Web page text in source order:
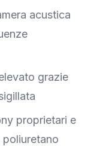
acustica
grazie
proprietari e